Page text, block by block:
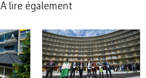
A lire également